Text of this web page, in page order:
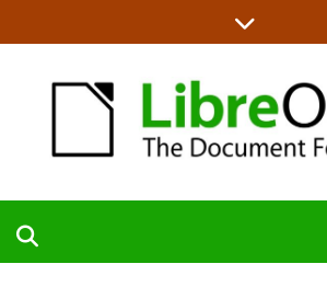
to
content